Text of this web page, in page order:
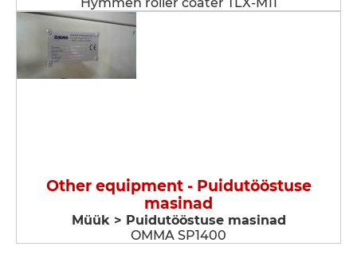
Other equipment - Puidutööstuse
masinad
Müük > Puidutööstuse masinad
OMMA SP1400